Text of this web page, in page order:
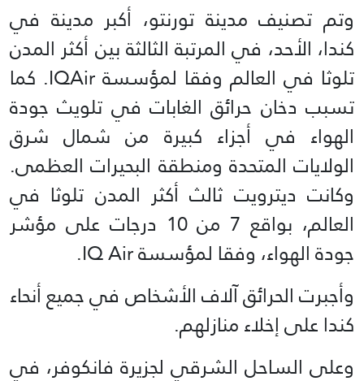
وتم تصنيف مدينة تورنتو، أكبر مدينة في
كندا، الأحد، في المرتبة الثالثة بين أكثر المدن
تلوثا في العالم وفقا لمؤسسة IQAir. كما
تسبب دخان حرائق الغابات في تلويث جودة
الهواء في أجزاء كبيرة من شمال شرق
الولايات المتحدة ومنطقة البحيرات العظمى.
وكانت ديترويت ثالث أكثر المدن تلوثا في
العالم، بواقع 7 من 10 درجات على مؤشر
جودة الهواء، وفقا لمؤسسة IQ Air.
وأجبرت الحرائق آلاف الأشخاص في جميع أنحاء
كندا على إخلاء منازلهم.
وعلى الساحل الشرقي لجزيرة فانكوفر، في